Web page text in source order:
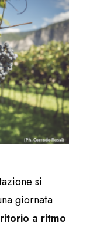
si
giornata
a ritmo